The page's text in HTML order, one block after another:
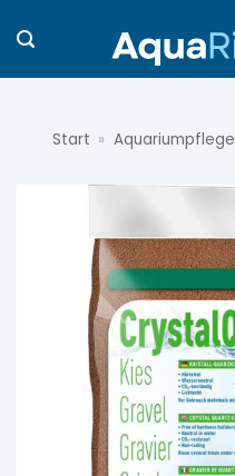
Inhalt
springen
Start » Aquariumpflege